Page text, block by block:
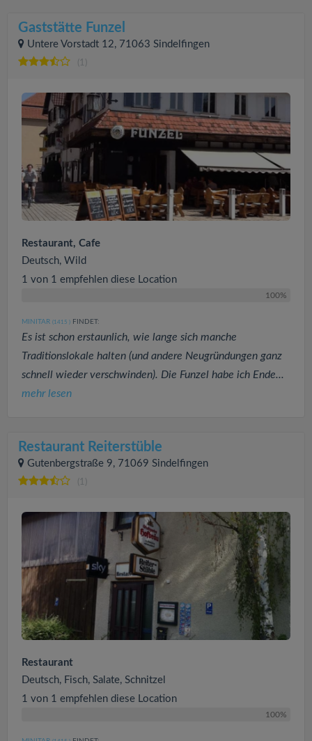
Gaststätte Funzel
Untere Vorstadt 12, 71063 Sindelfingen
Restaurant, Cafe
Deutsch, Wild
1 von 1 empfehlen diese Location
100%
MINITAR (1415 ) FINDET:
Es ist schon erstaunlich, wie lange sich manche
Traditionslokale halten (und andere Neugründungen ganz
schnell wieder verschwinden). Die Funzel habe ich Ende...
mehr lesen
Restaurant Reiterstüble
Gutenbergstraße 9, 71069 Sindelfingen
(1)
Restaurant
Deutsch, Fisch, Salate, Schnitzel
1 von 1 empfehlen diese Location
100%